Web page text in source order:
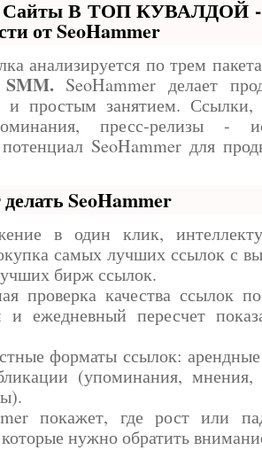
Сайты В ТОП КУВАЛДОЙ -
от SeoHammer
анализируется по трем
SeoHammer делает
и простым занятием. Ссылки,
пресс-релизы -
SeoHammer для
SeoHammer
в один клик,
самых лучших ссылок с
бирж ссылок.
проверка качества ссылок
и ежедневный пересчет
форматы ссылок:
(упоминания, мнения,
покажет, где рост или
нужно обратить